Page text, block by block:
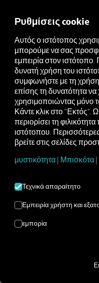
Marketplace
Σύνδεση με
Χρησιμοποιείτε ήδη
εμπλουτίσετε
υπηρεσίες. Το
καθώς και
Ρυθμίσεις cookie
Αυτός ο ιστότοπος
μπορούμε να σας
εμπειρία στον ιστότοπο.
δυνατή χρήση του
συμφωνήστε με τη
επίσης τη δυνατότητα
χρησιμοποιώντας μόνο
Κάντε κλικ στο "Εκτός".
περιορίσει τη
ιστότοπου.
βρείτε στις σελίδες
μυστικότητα | Μπισκότα |
Τεχνικά απαραίτητο
Εμπειρία χρήστη και
εμπορία